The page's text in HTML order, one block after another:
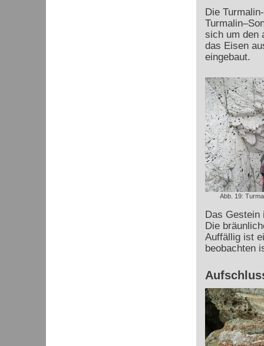
Die
sich um den
das Eisen
eingebaut.
Abb. 19:
Das Gestein
Die
Auffällig ist
beobachten